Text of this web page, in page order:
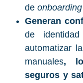
de onboarding
Generan
de
automatizar
manuales,
seguros y